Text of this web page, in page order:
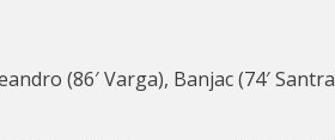
(86′ Varga), Banjac (74′